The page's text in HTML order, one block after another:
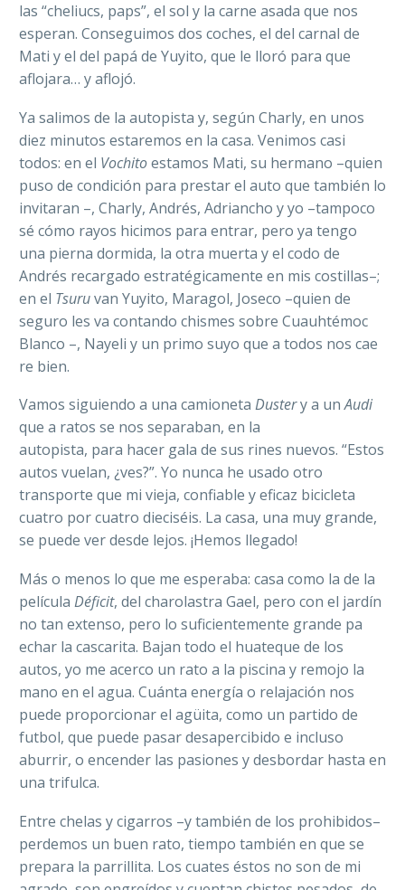
las “cheliucs, paps”, el sol y la carne asada que nos
esperan. Conseguimos dos coches, el del carnal de
Mati y el del papá de Yuyito, que le lloró para que
aflojara… y aflojó.
Ya salimos de la autopista y, según Charly, en unos
diez minutos estaremos en la casa. Venimos casi
todos: en el Vochitoestamos Mati, su hermano –quien
puso de condición para prestar el auto que también lo
invitaran –, Charly, Andrés, Adriancho y yo –tampoco
sé cómo rayos hicimos para entrar, pero ya tengo
una pierna dormida, la otra muerta y el codo de
Andrés recargado estratégicamente en mis costillas–;
en el Tsuruvan Yuyito, Maragol, Joseco –quien de
seguro les va contando chismes sobre Cuauhtémoc
Blanco –, Nayeli y un primo suyo que a todos nos cae
re bien.
Vamos siguiendo a una camioneta Dustery a unAudi
que a ratos se nos separaban, en la
autopista, para hacer gala de sus rines nuevos. “Estos
autos vuelan, ¿ves?”. Yo nunca he usado otro
transporte que mi vieja, confiable y eficaz bicicleta
cuatro por cuatro dieciséis. La casa, una muy grande,
se puede ver desde lejos. ¡Hemos llegado!
Más o menos lo que me esperaba: casa como la de la
película Déficit, del charolastra Gael, pero con el jardín
no tan extenso, pero lo suficientemente grande pa
echar la cascarita. Bajan todo el huateque de los
autos, yo me acerco un rato a la piscina y remojo la
mano en el agua. Cuánta energía o relajación nos
puede proporcionar el agüita, como un partido de
futbol, que puede pasar desapercibido e incluso
aburrir, o encender las pasiones y desbordar hasta en
una trifulca.
Entre chelas y cigarros –y también de los prohibidos–
perdemos un buen rato, tiempo también en que se
prepara la parrillita. Los cuates éstos no son de mi